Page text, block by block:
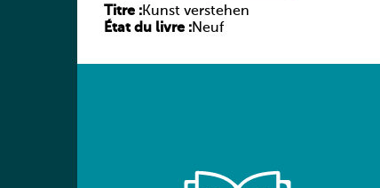
Titre :Kunst verstehen
État du livre :Neuf